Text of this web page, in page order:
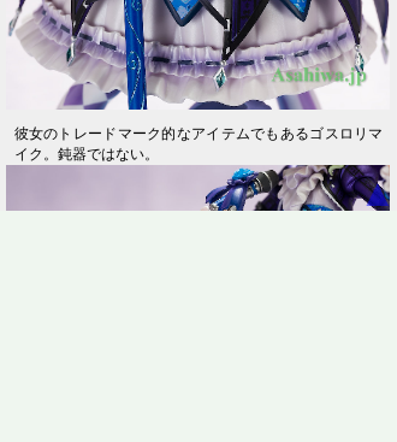
彼女のトレードマーク的なアイテムでもあるゴスロリマ
イク。鈍器ではない。
▲